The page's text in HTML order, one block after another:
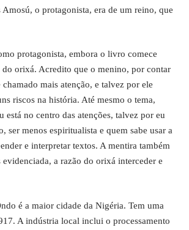
o protagonista, era de um reino, que
protagonista, embora o livro comece
do orixá. Acredito que o menino, por contar
chamado mais atenção, e talvez por ele
riscos na história. Até mesmo o tema,
está no centro das atenções, talvez por eu
ser menos espiritualista e quem sabe usar a
e interpretar textos. A mentira também
evidenciada, a razão do orixá interceder e
é a maior cidade da Nigéria. Tem uma
A indústria local inclui o processamento